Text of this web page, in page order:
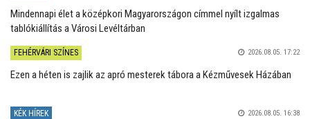
Mindennapi élet a középkori Magyarországon címmel nyílt izgalmas
tablókiállítás a Városi Levéltárban
FEHÉRVÁRI SZÍNES 2026.08.05. 17:22
Ezen a héten is zajlik az apró mesterek tábora a Kézművesek Házában
KÉK HÍREK 2026.08.05. 16:38